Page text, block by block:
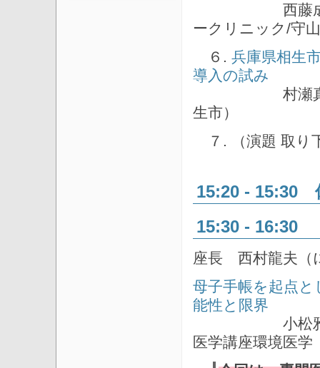
西藤成雄（
ークリニック/守
６.兵庫県相生
導入の試み
村瀬真紀（
生市）
７. （演題 取り
15:20 - 15:30
15:30 - 16:30
座長 西村龍夫（
母子手帳を起点
能性と限界
小松雅代 先
医学講座環境医